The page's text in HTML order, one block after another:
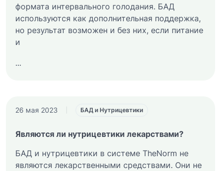
формата интервального голодания. БАД
используются как дополнительная поддержка,
но результат возможен и без них, если питание
и
...
26 мая 2023 БАД и Нутрицевтики
Являются ли нутрицевтики лекарствами?
БАД и нутрицевтики в системе TheNorm не
являются лекарственными средствами. Они не